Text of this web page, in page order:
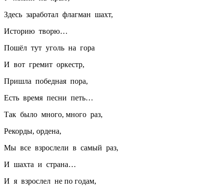
Здесь заработал флагман шахт,
Историю творю…
Пошёл тут уголь на гора
И вот гремит оркестр,
Пришла победная пора,
Есть время песни петь…
Так было много, много раз,
Рекорды, ордена,
Мы все взрослели в самый раз,
И шахта и страна…
И я взрослел не по годам,